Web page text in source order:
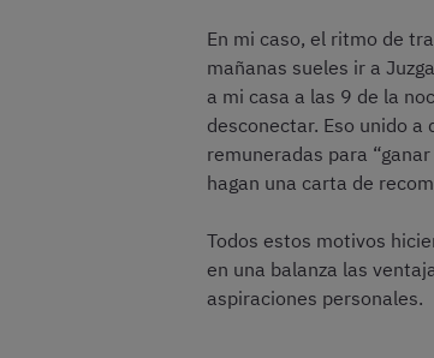
En mi caso, el ritmo de
mañanas sueles ir a
a mi casa a las 9 de la
desconectar. Eso unido
remuneradas para
hagan una carta de
Todos estos motivos
en una balanza las
aspiraciones personales.